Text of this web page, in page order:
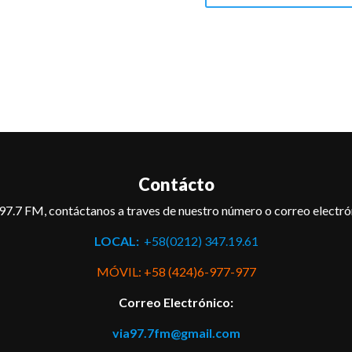
Contácto
FM, contáctanos a traves de nuestro número o correo
LOCAL:+58(0212) 347.19.61
MÓVIL: +58 (424)6-977-977
Correo Electrónico:
via97.7fm@gmail.com